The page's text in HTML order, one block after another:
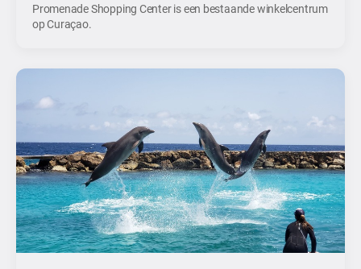
Promenade Shopping Center is een bestaande winkelcentrum
op Curaçao.